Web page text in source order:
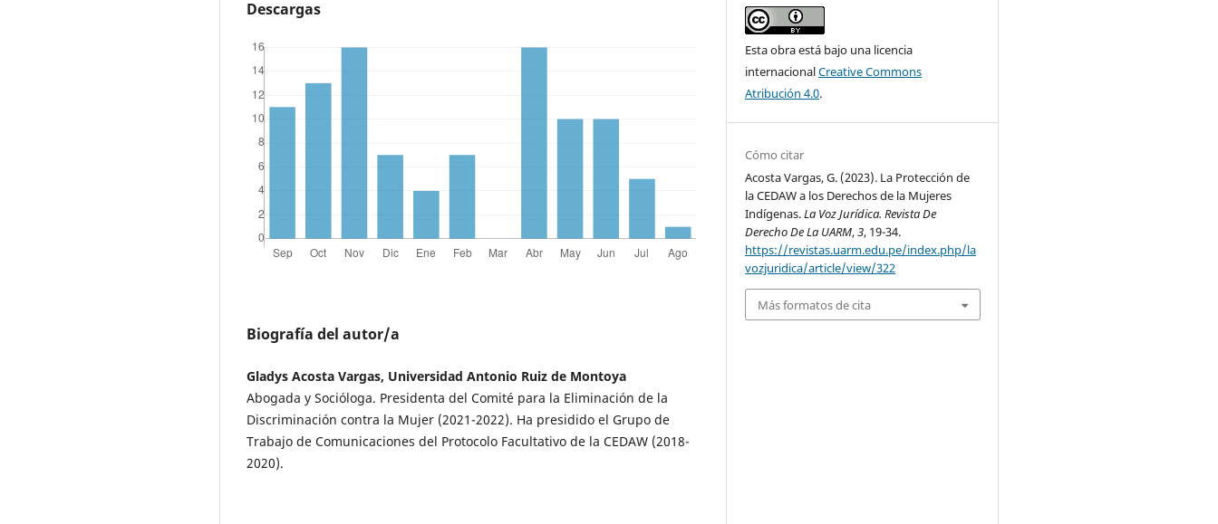
Descargas
Biografía del autor/a
Gladys Acosta Vargas, Universidad Antonio Ruiz de Montoya
Abogada y Socióloga. Presidenta del Comité para la Eliminación de la
Discriminación contra la Mujer (2021-2022). Ha presidido el Grupo de
Trabajo de Comunicaciones del Protocolo Facultativo de la CEDAW (2018-
2020).
Esta obra está bajo una licencia
internacionalCreative Commons
Atribución 4.0.
Cómo citar
Acosta Vargas, G. (2023). La Protección de
la CEDAW a los Derechos de la Mujeres
Indígenas.La Voz Jurídica. Revista De
Derecho De La UARM,3, 19-34.
https://revistas.uarm.edu.pe/index.php/la
vozjuridica/article/view/322
Más formatos de cita